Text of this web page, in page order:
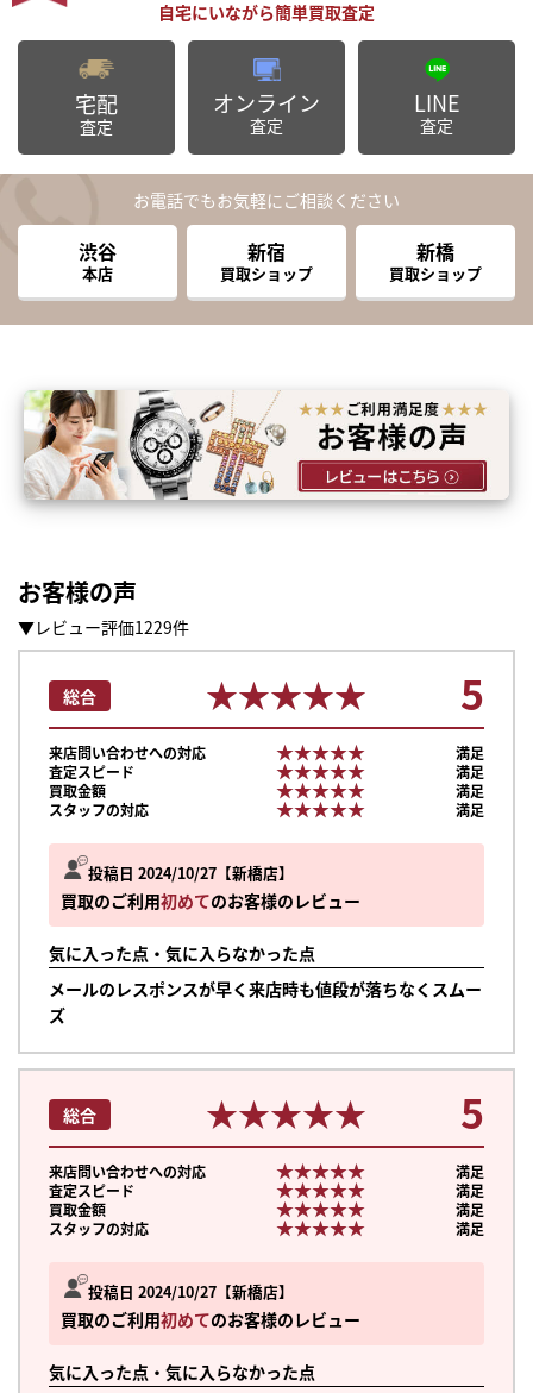
宅配
査定
オンライン
査定
LINE
査定
お電話でもお気軽にご相談ください
渋谷
本店
新宿
買取ショップ
新橋
買取ショップ
お客様の声
▼レビュー評価1229件
投稿日 2024/10/27 新橋店
買取のご利用初めてのお客様のレビュー
気に入った点・気に入らなかった点
メールのレスポンスが早く来店時も値段が落ちなくスムー
ズ
総合 ★★★★★
★★★★★ 5
来店問い合わせへの対応 ★★★★★
★★★★★
満足
査定スピード
★★★★★
★★★★★
満足
買取金額
★★★★★
★★★★★
満足
スタッフの対応
★★★★★
★★★★★ 満足
投稿日 2024/10/27 新橋店
買取のご利用初めてのお客様のレビュー
気に入った点・気に入らなかった点
総合 ★★★★★
★★★★★ 5
来店問い合わせへの対応 ★★★★★
★★★★★
満足
査定スピード
★★★★★
★★★★★
満足
買取金額
★★★★★
★★★★★
満足
スタッフの対応
★★★★★
★★★★★ 満足